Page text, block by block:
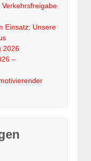
Einsatz: Unsere
2026
–